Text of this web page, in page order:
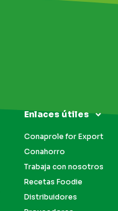
Enlaces útiles
Conaprole for Export
Conahorro
Trabaja con nosotros
Recetas Foodie
Distribuidores